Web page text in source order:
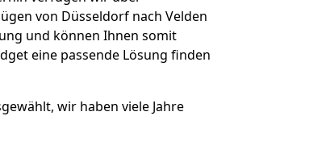
von Düsseldorf nach Velden
und können Ihnen somit
eine passende Lösung finden
wir haben viele Jahre